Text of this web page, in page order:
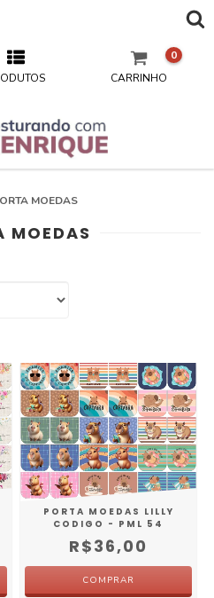
CARRINHO
0
MOEDAS
MOEDAS
PORTA MOEDAS LILLY
CODIGO - PML 54
R$36,00